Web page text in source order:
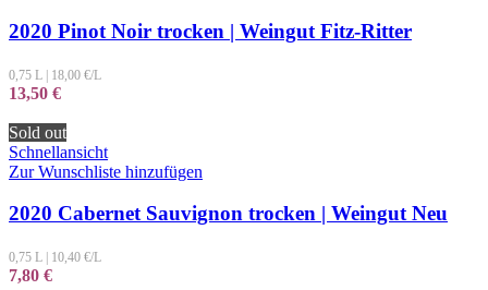
2020 Pinot Noir trocken | Weingut Fitz-Ritter
0,75 L | 18,00 €/L
13,50 €
Sold out
Schnellansicht
Zur Wunschliste hinzufügen
2020 Cabernet Sauvignon trocken | Weingut Neu
0,75 L 10,40 €/L
7,80 €